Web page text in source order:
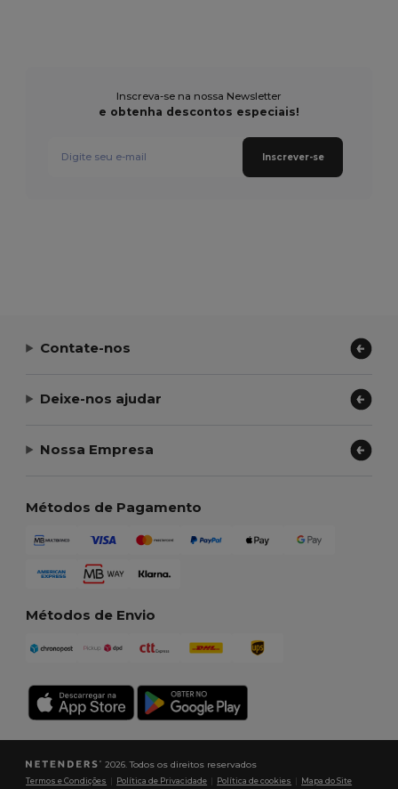
Inscreva-se na nossa Newsletter
e obtenha descontos especiais!
Inscrever-se
Contate-nos
Deixe-nos ajudar
Nossa Empresa
Métodos de Pagamento
Métodos de Envio
2026. Todos os direitos reservados
Termos e Condições Política de Privacidade Política de cookies Mapa do Site